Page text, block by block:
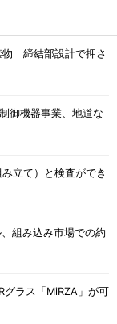
物 締結部設計で押さ
御機器事業、地道な
立て）と検査ができ
組み込み市場での約
ラス「MiRZA」が可